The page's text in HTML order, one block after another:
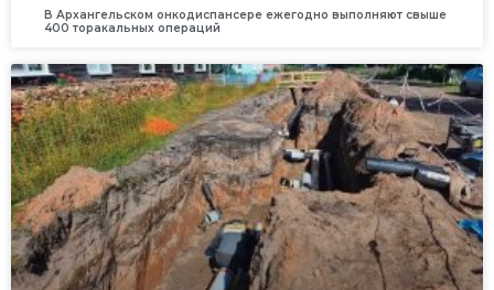
В Архангельском онкодиспансере ежегодно выполняют свыше
400 торакальных операций